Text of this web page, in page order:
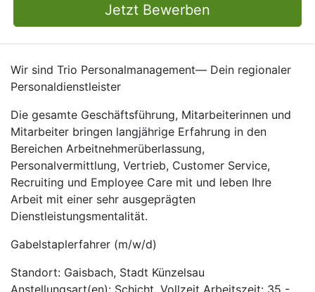
Jetzt Bewerben
Wir sind Trio Personalmanagement— Dein regionaler
Personaldienstleister
Die gesamte Geschäftsführung, Mitarbeiterinnen und
Mitarbeiter bringen langjährige Erfahrung in den
Bereichen Arbeitnehmerüberlassung,
Personalvermittlung, Vertrieb, Customer Service,
Recruiting und Employee Care mit und leben Ihre
Arbeit mit einer sehr ausgeprägten
Dienstleistungsmentalität.
Gabelstaplerfahrer (m/w/d)
Standort: Gaisbach, Stadt Künzelsau
Anstellungsart(en): Schicht, Vollzeit Arbeitszeit: 35 -